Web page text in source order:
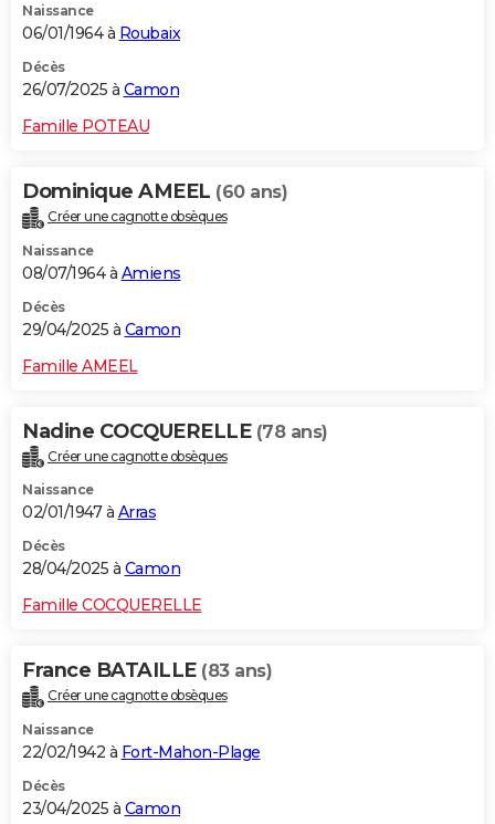
Naissance
06/01/1964 à Roubaix
Décès
26/07/2025 à Camon
Famille POTEAU
Dominique AMEEL (60 ans)
Créer une cagnotte obsèques
Naissance
08/07/1964 à Amiens
Décès
29/04/2025 à Camon
Famille AMEEL
Nadine COCQUERELLE (78 ans)
Créer une cagnotte obsèques
Naissance
02/01/1947 à Arras
Décès
28/04/2025 à Camon
Famille COCQUERELLE
France BATAILLE (83 ans)
Créer une cagnotte obsèques
Naissance
22/02/1942 à Fort-Mahon-Plage
Décès
23/04/2025 à Camon